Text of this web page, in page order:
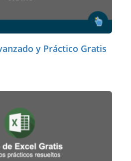
y Práctico Gratis